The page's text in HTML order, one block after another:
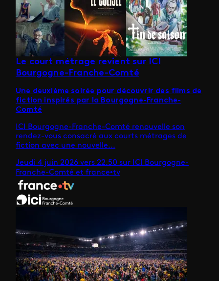
Le court métrage revient sur ICI
Bourgogne-Franche-Comté
Une deuxième soirée pour découvrir des films de
fiction inspirés par la Bourgogne-Franche-
Comté
ICI Bourgogne-Franche-Comté renouvelle son
rendez-vous consacré aux courts métrages de
fiction avec une nouvelle...
Jeudi 4 juin 2026 vers 22.50 sur ICI Bourgogne-
Franche-Comté et france•tv